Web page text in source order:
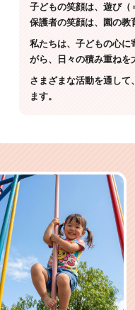
子どもの笑顔は、遊び（
保護者の笑顔は、園の教
私たちは、子どもの心に
がら、日々の積み重ねを
さまざまな活動を通し
ます。